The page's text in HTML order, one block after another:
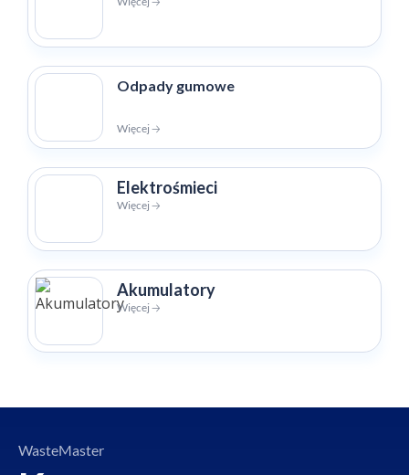
Odpady gumowe
Więcej 🡢
Elektrośmieci
Więcej 🡢
Akumulatory
Więcej 🡢
WasteMaster